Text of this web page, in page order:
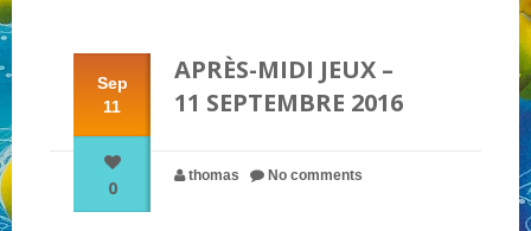
NOS PARTENAIRES
QUI SOMMES-NOUS ?
Sep
11
0
APRÈS-MIDI JEUX –
11 SEPTEMBRE 2016
thomas No comments